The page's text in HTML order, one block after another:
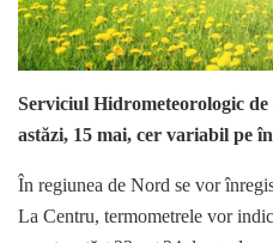
Serviciul Hidrometeorologic
astăzi, 15 mai, cer variabil pe
În regiunea de Nord se vor
La Centru, termometrele vor